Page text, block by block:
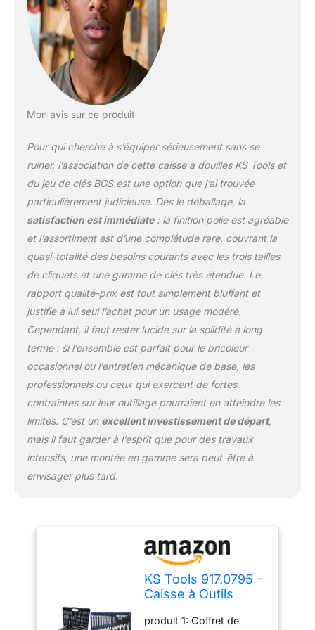
à son profil FlankTraction
les douilles sont facile à
utiliser, son Angle de
rétrogradation est de 5
degrés. Le raccord
des professionnels et
des bricoleurs produit 1:
Pour les professionnels
et les bricoleurs :
Bénéficiez du meilleur
rapport qualité-prix pour
un outillage alliant
qualité, robustesse,
technologie et confort.
Le coffret de rangement
vous aidera à trouver
rapidement la douille
en cours en vous
proposant un outillage
très complet de 195
douilles et accessoires
: Retrouvez un choix de
195 pièces différentes en
finition chromée satinée
composant essentiel de
l'équipement de tout
bricoleur et professionnel
de la mécanique produit
vanadium produit 2: DIN
Mon avis sur ce produit
Pour qui cherche à s’équiper sérieusement sans se
ruiner, l’association de cette caisse à douilles KS Tools et
du jeu de clés BGS est une option que j’ai trouvée
particulièrement judicieuse. Dès le déballage, la
satisfaction est immédiate: la finition polie est agréable
et l’assortiment est d’une complétude rare, couvrant la
quasi-totalité des besoins courants avec les trois tailles
de cliquets et une gamme de clés très étendue. Le
rapport qualité-prix est tout simplement bluffant et
justifie à lui seul l’achat pour un usage modéré.
Cependant, il faut rester lucide sur la solidité à long
terme : si l’ensemble est parfait pour le bricoleur
occasionnel ou l’entretien mécanique de base, les
professionnels ou ceux qui exercent de fortes
contraintes sur leur outillage pourraient en atteindre les
limites. C’est un excellent investissement de départ,
mais il faut garder à l’esprit que pour des travaux
intensifs, une montée en gamme sera peut-être à
envisager plus tard.
KS Tools 917.0795 -
Caisse à Outils
Coffret Douille de
produit 1: Coffret de